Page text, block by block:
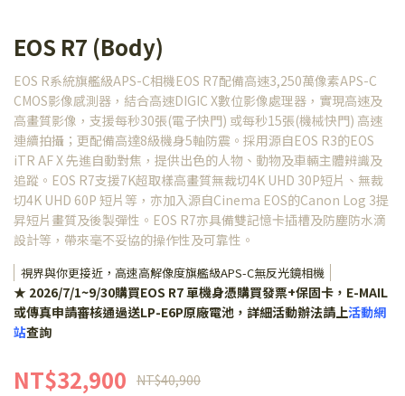
EOS R7 (Body)
EOS R系統旗艦級APS-C相機EOS R7配備高速3,250萬像素APS-C
CMOS影像感測器，結合高速DIGIC X數位影像處理器，實現高速及
高畫質影像，支援每秒30張(電子快門) 或每秒15張(機械快門) 高速
連續拍攝；更配備高達8級機身5軸防震。採用源自EOS R3的EOS
iTR AF X 先進自動對焦，提供出色的人物、動物及車輛主體辨識及
追蹤。EOS R7支援7K超取樣高畫質無裁切4K UHD 30P短片、無裁
切4K UHD 60P 短片等，亦加入源自Cinema EOS的Canon Log 3提
昇短片畫質及後製彈性。EOS R7亦具備雙記憶卡插槽及防塵防水滴
設計等，帶來毫不妥協的操作性及可靠性。
視界與你更接近，高速高解像度旗艦級APS-C無反光鏡相機
★ 2026/7/1~9/30購買EOS R7 單機身憑購買發票+保固卡，E-MAIL
或傳真申請審核通過送LP-E6P原廠電池，詳細活動辦法請上活動網
站查詢
NT$32,900 NT$40,900